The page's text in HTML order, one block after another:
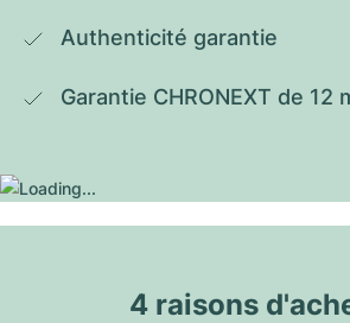
Authenticité garantie
Garantie CHRONEXT de 12
4 raisons